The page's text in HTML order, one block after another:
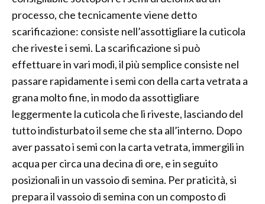
processo, che tecnicamente viene detto
scarificazione: consiste nell’assottigliare la cuticola
che riveste i semi. La scarificazione si può
effettuare in vari modi, il più semplice consiste nel
passare rapidamente i semi con della carta vetrata a
grana molto fine, in modo da assottigliare
leggermente la cuticola che li riveste, lasciando del
tutto indisturbato il seme che sta all’interno. Dopo
aver passato i semi con la carta vetrata, immergili in
acqua per circa una decina di ore, e in seguito
posizionali in un vassoio di semina. Per praticità, si
prepara il vassoio di semina con un composto di